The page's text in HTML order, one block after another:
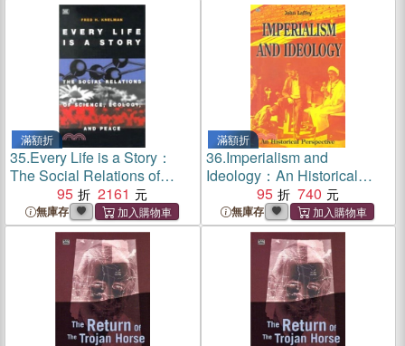
滿額折
35.Every Life is a Story：
The Social Relations of
Science, Ecology and
Peace
95 2161
無庫存
滿額折
36.Imperialism and
Ideology：An Historical
Perspective
95 740
無庫存